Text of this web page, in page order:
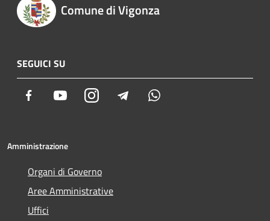
Comune di Vigonza
SEGUICI SU
Facebook YoutubeInstagram Telegram
Amministrazione
Organi di Governo
Aree Amministrative
Uffici